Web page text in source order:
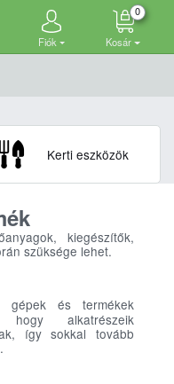
Fiók Kosár
0
Kerti eszközök
kiegészítők,
szüksége lehet.
és termékek
hogy alkatrészeik
így sokkal tovább